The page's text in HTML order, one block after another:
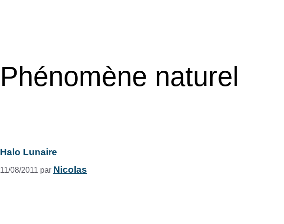
Phénomène naturel
Halo Lunaire
11/08/2011 par Nicolas